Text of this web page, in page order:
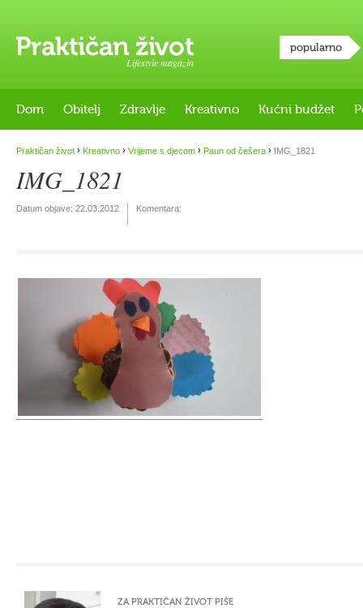
Lifestyle magazin
popularno
Dom Obitelj Zdravlje Kreativno Kućni budžet
Praktičan život › Kreativno › Vrijeme s djecom › Paun od češera › IMG_1821
IMG_1821
Datum objave: 22.03.2012 Komentara:
ZA PRAKTIČAN ŽIVOT PIŠE